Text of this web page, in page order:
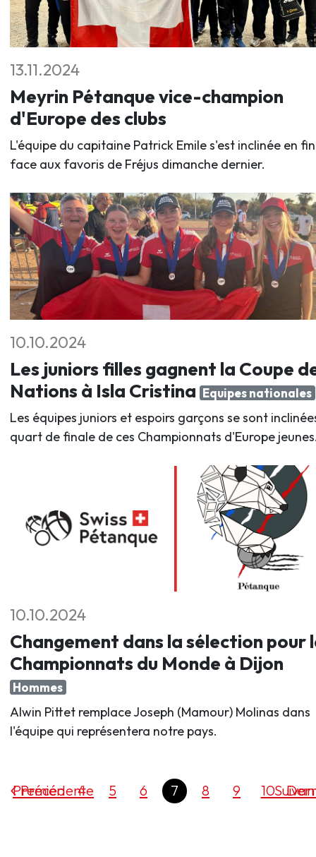
13.11.2024
Meyrin Pétanque vice-champion
d'Europe des clubs
L'équipe du capitaine Patrick Emile s'est inclinée en
face aux favoris de Fréjus dimanche dernier.
10.10.2024
Les juniors filles gagnent la Coupe
Nations à Isla Cristina Equipes nationales
Les équipes juniors et espoirs garçons se sont
quart de finale de ces Championnats d'Europe
10.10.2024
Changement dans la sélection pour
Championnats du Monde à Dijon
Hommes
Alwin Pittet remplace Joseph (Mamour) Molinas dans
l'équipe qui représentera notre pays.
Précédente
Premier 4 5 6 7 8 9 10